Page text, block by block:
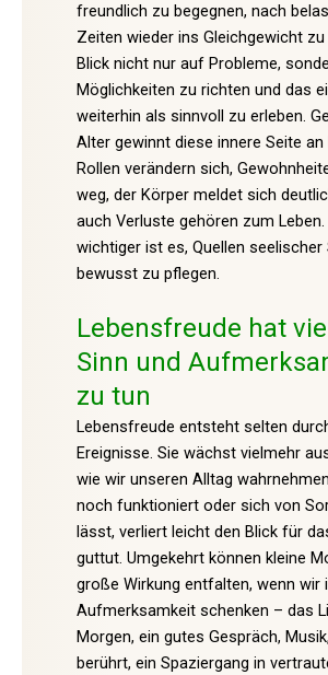
freundlich zu begegnen, nach
Zeiten wieder ins Gleichgewicht zu
Blick nicht nur auf Probleme,
Möglichkeiten zu richten und das
weiterhin als sinnvoll zu erleben.
Alter gewinnt diese innere Seite an
Rollen verändern sich,
weg, der Körper meldet sich
auch Verluste gehören zum
wichtiger ist es, Quellen seelischer
bewusst zu pflegen.
Lebensfreude hat
Sinn und
zu tun
Lebensfreude entsteht selten
Ereignisse. Sie wächst vielmehr
wie wir unseren Alltag
noch funktioniert oder sich von
lässt, verliert leicht den Blick für
guttut. Umgekehrt können kleine
große Wirkung entfalten, wenn wir
Aufmerksamkeit schenken – das
Morgen, ein gutes Gespräch,
berührt, ein Spaziergang in